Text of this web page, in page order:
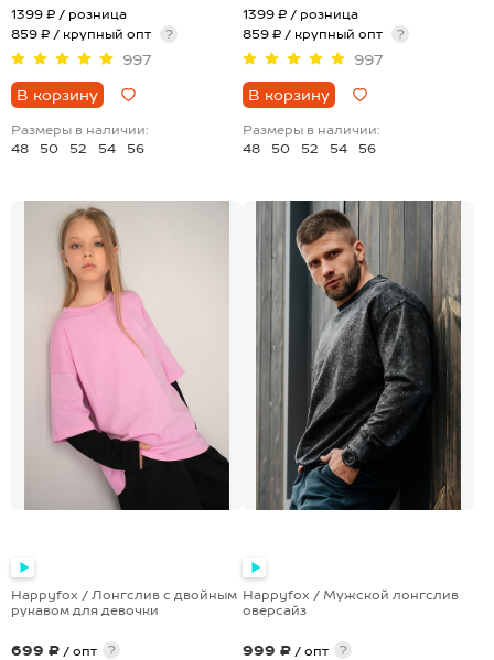
1399 ₽ / розница
859 ₽ / крупный опт
?
997
В корзину
Размеры в наличии:
48
50 52 54 56
1399 ₽ / розница
859 ₽ / крупный опт
?
997
В корзину
Размеры в наличии:
48
50 52 54 56
Happyfox / Лонгслив с двойным
рукавом для девочки
699 ₽ / опт
?
Happyfox / Мужской лонгслив
оверсайз
999 ₽ / опт
?